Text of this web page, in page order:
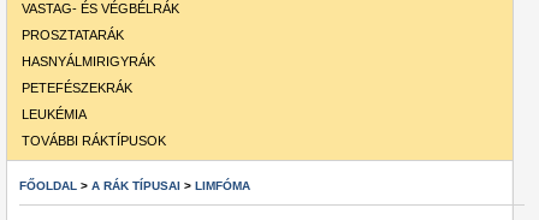
VASTAG- ÉS VÉGBÉLRÁK
PROSZTATARÁK
HASNYÁLMIRIGYRÁK
PETEFÉSZEKRÁK
LEUKÉMIA
TOVÁBBI RÁKTÍPUSOK
FŐOLDAL > A RÁK TÍPUSAI > LIMFÓMA